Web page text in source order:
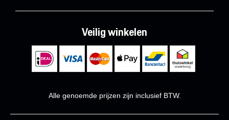
Veilig winkelen
Alle genoemde prijzen zijn inclusief BTW.